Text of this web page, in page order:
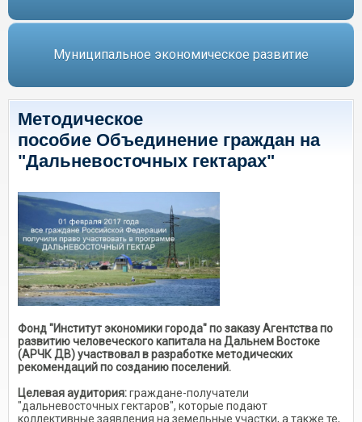
Муниципальное экономическое развитие
Методическое
пособие Объединение граждан на
"Дальневосточных гектарах"
Фонд "Институт экономики города" по заказу Агентства по
развитию человеческого капитала на Дальнем Востоке
(АРЧК ДВ) участвовал в разработке методических
рекомендаций по созданию поселений.
Целевая аудитория:граждане-получатели
"дальневосточных гектаров", которые подают
коллективные заявления на земельные участки, а также те,